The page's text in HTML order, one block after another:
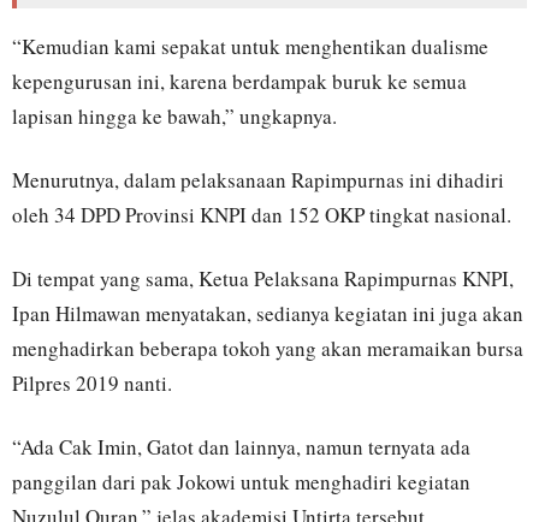
“Kemudian kami sepakat untuk menghentikan dualisme
kepengurusan ini, karena berdampak buruk ke semua
lapisan hingga ke bawah,” ungkapnya.
Menurutnya, dalam pelaksanaan Rapimpurnas ini dihadiri
oleh 34 DPD Provinsi KNPI dan 152 OKP tingkat nasional.
Di tempat yang sama, Ketua Pelaksana Rapimpurnas KNPI,
Ipan Hilmawan menyatakan, sedianya kegiatan ini juga akan
menghadirkan beberapa tokoh yang akan meramaikan bursa
Pilpres 2019 nanti.
“Ada Cak Imin, Gatot dan lainnya, namun ternyata ada
panggilan dari pak Jokowi untuk menghadiri kegiatan